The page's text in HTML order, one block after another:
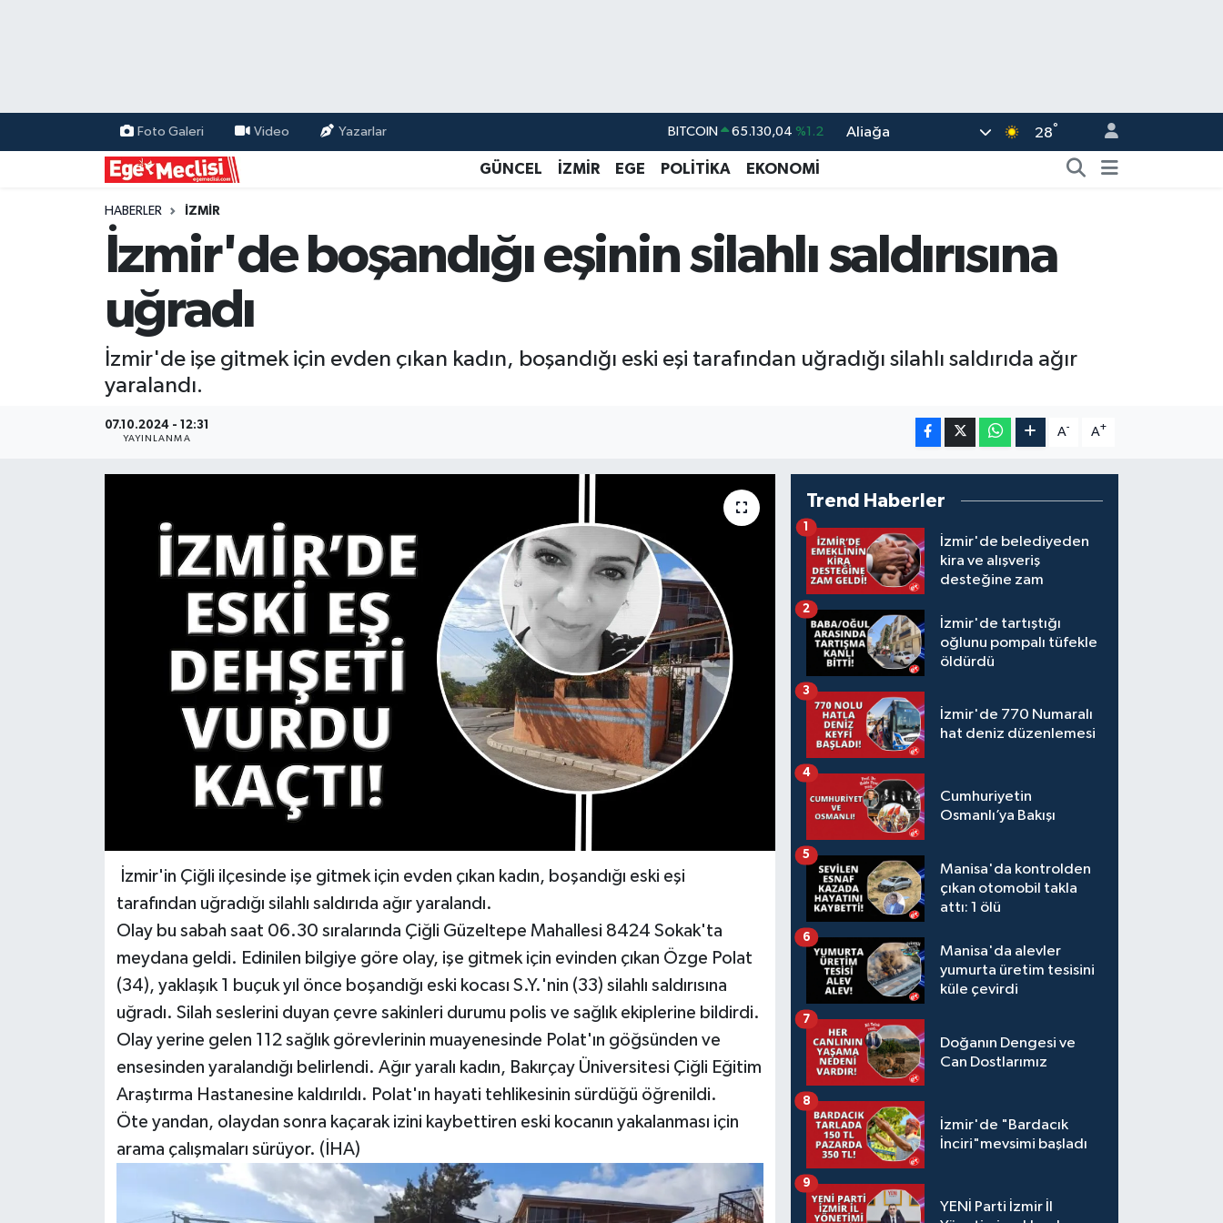
Foto Galeri Video Yazarlar DOLAR 47,7106 %0.17
EURO 55,1652 %0.27
GRAM ALTIN
BİST100 13.773
Aliağa 28°
GÜNCEL İZMİR EGE POLİTİKA EKONOMİ
HABERLER İZMİR
İzmir'de boşandığı eşinin silahlı saldırısına
uğradı
İzmir'de işe gitmek için evden çıkan kadın, boşandığı eski eşi tarafından uğradığı silahlı saldırıda ağır
yaralandı.
07.10.2024 - 12:31
YAYINLANMA
A- A+
İzmir'in Çiğli ilçesinde işe gitmek için evden çıkan kadın, boşandığı eski eşi
tarafından uğradığı silahlı saldırıda ağır yaralandı.
Olay bu sabah saat 06.30 sıralarında Çiğli Güzeltepe Mahallesi 8424 Sokak'ta
meydana geldi. Edinilen bilgiye göre olay, işe gitmek için evinden çıkan Özge Polat
(34), yaklaşık 1 buçuk yıl önce boşandığı eski kocası S.Y.'nin (33) silahlı saldırısına
uğradı. Silah seslerini duyan çevre sakinleri durumu polis ve sağlık ekiplerine bildirdi.
Olay yerine gelen 112 sağlık görevlerinin muayenesinde Polat'ın göğsünden ve
ensesinden yaralandığı belirlendi. Ağır yaralı kadın, Bakırçay Üniversitesi Çiğli Eğitim
Araştırma Hastanesine kaldırıldı. Polat'ın hayati tehlikesinin sürdüğü öğrenildi.
Öte yandan, olaydan sonra kaçarak izini kaybettiren eski kocanın yakalanması için
arama çalışmaları sürüyor. (İHA)
Trend Haberler
İzmir'de belediyeden
kira ve alışveriş
desteğine zam
1
İzmir'de tartıştığı
oğlunu pompalı tüfekle
öldürdü
2
İzmir'de 770 Numaralı
hat deniz düzenlemesi
3
Cumhuriyetin
Osmanlı’ya Bakışı
4
Manisa'da kontrolden
çıkan otomobil takla
attı: 1 ölü
5
Manisa'da alevler
yumurta üretim tesisini
küle çevirdi
6
Doğanın Dengesi ve
Can Dostlarımız
7
İzmir'de "Bardacık
İnciri"mevsimi başladı
8
YENİ Parti İzmir İl
9
EKONOMİ
GÜNCEL
ÖZEL HABER
POLİTİKA
Programlar